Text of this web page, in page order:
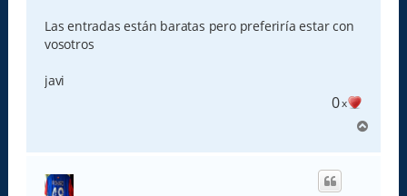
Las entradas están baratas pero preferiría estar con
vosotros
javi
0x
r